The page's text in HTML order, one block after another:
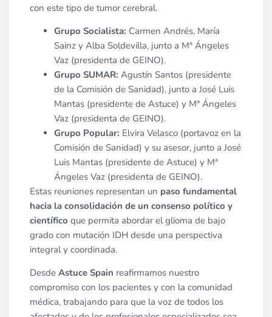
con este tipo de tumor cerebral.
Grupo Socialista: Carmen Andrés, María
Sainz y Alba Soldevilla, junto a Mª Ángeles
Vaz (presidenta de GEINO).
Grupo SUMAR: Agustín Santos (presidente
de la Comisión de Sanidad), junto a José Luis
Mantas (presidente de Astuce) y Mª Ángeles
Vaz (presidenta de GEINO).
Grupo Popular: Elvira Velasco (portavoz en la
Comisión de Sanidad) y su asesor, junto a José
Luis Mantas (presidente de Astuce) y Mª
Ángeles Vaz (presidenta de GEINO).
Estas reuniones representan un paso fundamental
hacia la consolidación de un consenso político y
científico que permita abordar el glioma de bajo
grado con mutación IDH desde una perspectiva
integral y coordinada.
Desde Astuce Spain reafirmamos nuestro
compromiso con los pacientes y con la comunidad
médica, trabajando para que la voz de todos los